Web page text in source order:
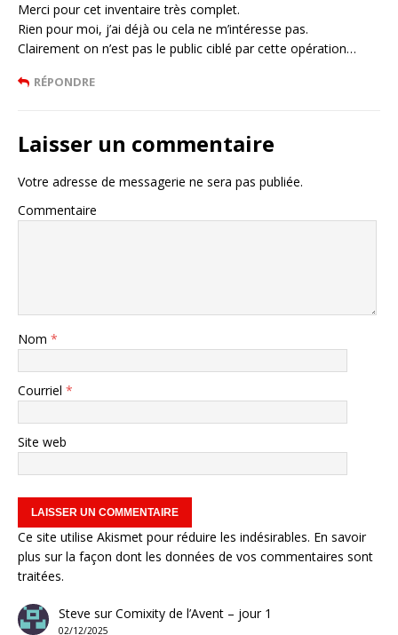
Merci pour cet inventaire très complet.
Rien pour moi, j’ai déjà ou cela ne m’intéresse pas.
Clairement on n’est pas le public ciblé par cette opération…
RÉPONDRE
Laisser un commentaire
Votre adresse de messagerie ne sera pas publiée.
Commentaire
Nom *
Courriel *
Site web
Ce site utilise Akismet pour réduire les indésirables. En savoir
plus sur la façon dont les données de vos commentaires sont
traitées.
Steve surComixity de l’Avent – jour 1
02/12/2025